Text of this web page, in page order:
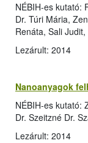
NÉBIH-es kutató:
Dr. Túri Mária,
Renáta, Sali
Lezárult: 2014
Nanoanyagok
NÉBIH-es kutató:
Dr. Szeitzné Dr.
Lezárult: 2014